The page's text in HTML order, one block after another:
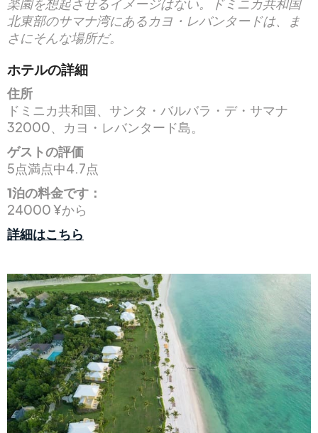
楽園を想起させるイメージはない。ドミニカ共和国
北東部のサマナ湾にあるカヨ・レバンタードは、ま
さにそんな場所だ。
ホテルの詳細
住所
ドミニカ共和国、サンタ・バルバラ・デ・サマナ
32000、カヨ・レバンタード島。
ゲストの評価
5点満点中4.7点
1泊の料金です：
24000 ¥から
詳細はこちら